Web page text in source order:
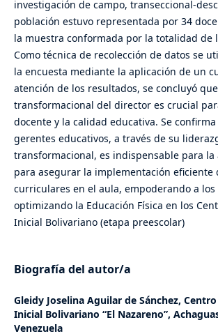
investigación de campo, transeccional-
población estuvo representada por 34
la muestra conformada por la totalidad de
Como técnica de recolección de datos se
la encuesta mediante la aplicación de un
atención de los resultados, se concluyó
transformacional del director es crucial
docente y la calidad educativa. Se
gerentes educativos, a través de su
transformacional, es indispensable para
para asegurar la implementación eficiente
curriculares en el aula, empoderando a los
optimizando la Educación Física en los
Inicial Bolivariano (etapa preescolar)
Biografía del autor/a
Gleidy Joselina Aguilar de Sánchez,
Inicial Bolivariano “El Nazareno”,
Venezuela